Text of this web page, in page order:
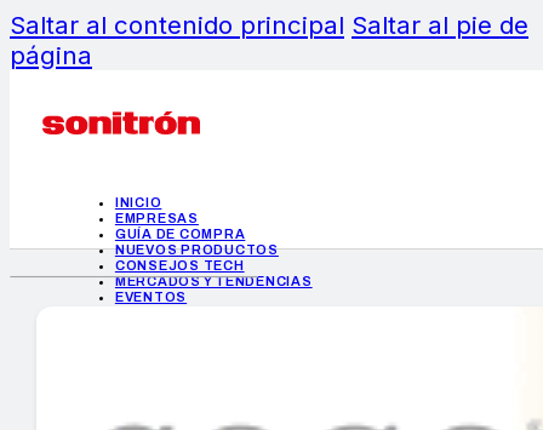
Saltar al contenido principal Saltar al pie de
página
INICIO
EMPRESAS
GUÍA DE COMPRA
NUEVOS PRODUCTOS
CONSEJOS TECH
MERCADOS Y TENDENCIAS
EVENTOS